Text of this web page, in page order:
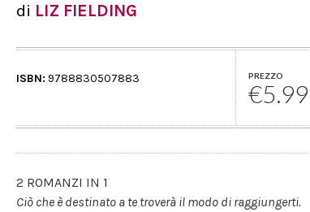
di LIZ FIELDING
ISBN: 9788830507883 PREZZO
€5.99
2 ROMANZI IN 1
Ciò che è destinato a te troverà il modo di raggiungerti.